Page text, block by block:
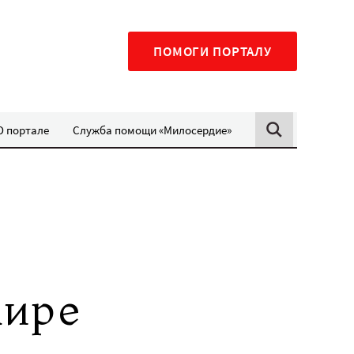
ПОМОГИ ПОРТАЛУ
портале Служба помощи «Милосердие»